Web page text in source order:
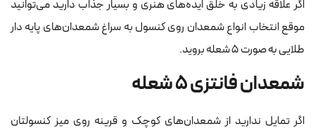
اگر علاقه زیادی به خلق ایده‌های هنری و بسیار جذاب دارید می‌توانید
موقع انتخاب انواع شمعدان روی کنسول به سراغ شمعدان‌های پایه دار
طلایی به صورت ۵ شعله بروید.
شمعدان فانتزی ۵ شعله
اگر تمایل ندارید از شمعدان‌های کوچک و قرینه روی میز کنسولتان